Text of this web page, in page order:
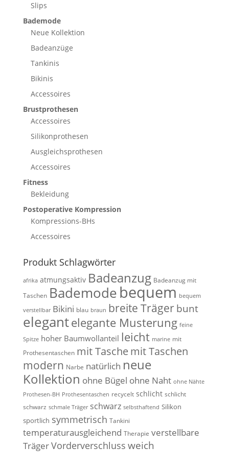
Slips
Bademode
Neue Kollektion
Badeanzüge
Tankinis
Bikinis
Accessoires
Brustprothesen
Accessoires
Silikonprothesen
Ausgleichsprothesen
Accessoires
Fitness
Bekleidung
Postoperative Kompression
Kompressions-BHs
Accessoires
Produkt Schlagwörter
afrika atmungsaktiv Badeanzug Badeanzug mit
Taschen Bademodebequem bequem
verstellbar Bikini blau braun breite Träger bunt
elegantelegante Musterung feine
Spitze hoher Baumwollanteil leicht marine mit
Prothesentaschen mit Taschemit Taschen
modern Narbe natürlich neue
Kollektion ohne Bügel ohne Naht ohne Nähte
Prothesen-BH Prothesentaschen recycelt schlicht schlicht
schwarz schmale Träger schwarz selbsthaftend Silikon
sportlich symmetrisch Tankini
temperaturausgleichend Therapie verstellbare
TrägerVorderverschluss weich